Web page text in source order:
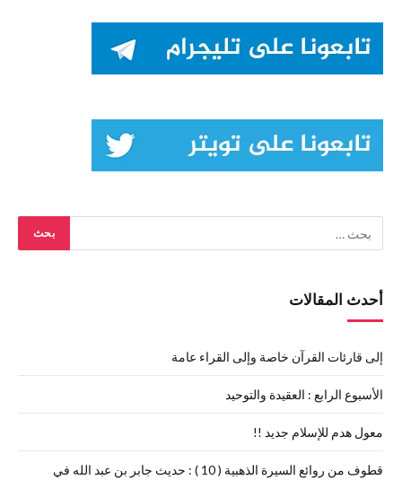
أحدث المقالات
إلى قارئات القرآن خاصة وإلى القراء عامة
الأسبوع الرابع : العقيدة والتوحيد
معول هدم للإسلام جديد !!
قطوف من روائع السيرة الذهبية ( 10 ) : حديث جابر بن عبد الله في